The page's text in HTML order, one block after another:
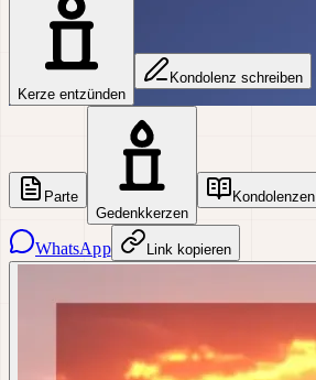
Kerze entzünden
Kondolenz schreiben
Parte
Gedenkkerzen
Kondolenzen
WhatsApp Link kopieren